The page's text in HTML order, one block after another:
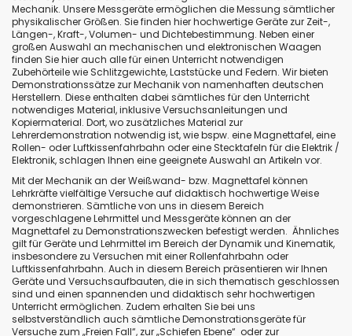
Mechanik. Unsere Messgeräte ermöglichen die Messung sämtlicher
physikalischer Größen. Sie finden hier hochwertige Geräte zur Zeit-,
Längen-, Kraft-, Volumen- und Dichtebestimmung. Neben einer
großen Auswahl an mechanischen und elektronischen Waagen
finden Sie hier auch alle für einen Unterricht notwendigen
Zubehörteile wie Schlitzgewichte, Laststücke und Federn. Wir bieten
Demonstrationssätze zur Mechanik von namenhaften deutschen
Herstellern. Diese enthalten dabei sämtliches für den Unterricht
notwendiges Material, inklusive Versuchsanleitungen und
Kopiermaterial. Dort, wo zusätzliches Material zur
Lehrerdemonstration notwendig ist, wie bspw. eine Magnettafel, eine
Rollen- oder Luftkissenfahrbahn oder eine Stecktafeln für die Elektrik /
Elektronik, schlagen Ihnen eine geeignete Auswahl an Artikeln vor.
Mit der Mechanik an der Weißwand- bzw. Magnettafel können
Lehrkräfte vielfältige Versuche auf didaktisch hochwertige Weise
demonstrieren. Sämtliche von uns in diesem Bereich
vorgeschlagene Lehrmittel und Messgeräte können an der
Magnettafel zu Demonstrationszwecken befestigt werden. Ähnliches
gilt für Geräte und Lehrmittel im Bereich der Dynamik und Kinematik,
insbesondere zu Versuchen mit einer Rollenfahrbahn oder
Luftkissenfahrbahn. Auch in diesem Bereich präsentieren wir Ihnen
Geräte und Versuchsaufbauten, die in sich thematisch geschlossen
sind und einen spannenden und didaktisch sehr hochwertigen
Unterricht ermöglichen. Zudem erhalten Sie bei uns
selbstverständlich auch sämtliche Demonstrationsgeräte für
Versuche zum „Freien Fall“, zur „Schiefen Ebene“ oder zur